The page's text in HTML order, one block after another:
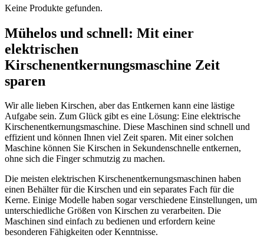
Keine Produkte gefunden.
Mühelos und schnell: Mit einer
elektrischen
Kirschenentkernungsmaschine Zeit
sparen
Wir alle lieben Kirschen, aber das Entkernen kann eine lästige
Aufgabe sein. Zum Glück gibt es eine Lösung: Eine elektrische
Kirschenentkernungsmaschine. Diese Maschinen sind schnell und
effizient und können Ihnen viel Zeit sparen. Mit einer solchen
Maschine können Sie Kirschen in Sekundenschnelle entkernen,
ohne sich die Finger schmutzig zu machen.
Die meisten elektrischen Kirschenentkernungsmaschinen haben
einen Behälter für die Kirschen und ein separates Fach für die
Kerne. Einige Modelle haben sogar verschiedene Einstellungen, um
unterschiedliche Größen von Kirschen zu verarbeiten. Die
Maschinen sind einfach zu bedienen und erfordern keine
besonderen Fähigkeiten oder Kenntnisse.